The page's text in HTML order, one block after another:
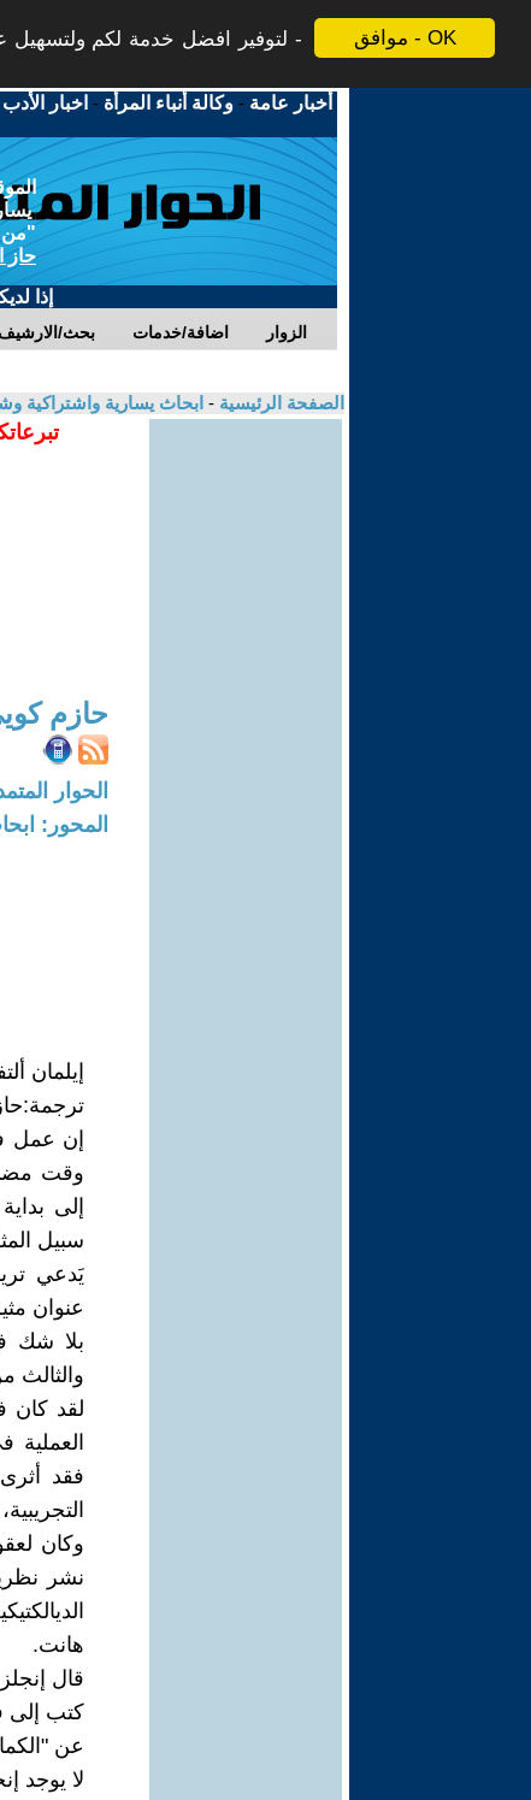
موافق - OK
لتوفير افضل خدمة لكم ولتسهيل
أخبار عامة -وكالة أنباء المرأة - اخبار
"من
حاز
إذا
بحث/الارشيف اضافة/خدمات الزوار
الصفحة الرئيسية - ابحاث يسارية واشتراكية
حازم
الحوار المتمدن-العدد:
المحور:
إيلمان
إن عمل
وقت مضى
إلى
سبيل
يَدعي
عنوان
بلا شك
والثالث
لقد كان
فقد
وكان
نشر
هانت.
قال
عن
لا يوجد